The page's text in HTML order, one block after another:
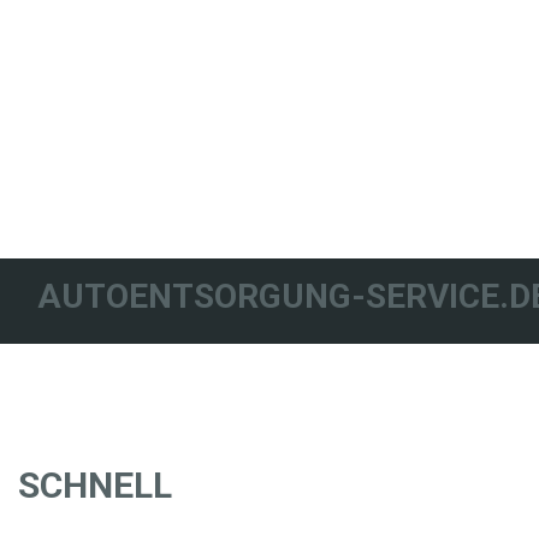
AUTOENTSORGUNG-
SCHNELL